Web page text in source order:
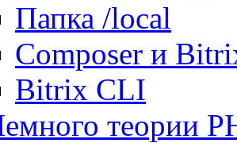
Папка /local
Composer и
Bitrix CLI
теории